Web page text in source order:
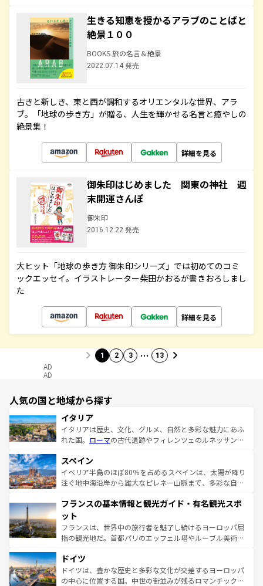
生きる知恵を授かるアラブのことばと
絶景１００
BOOKS 旅の名言＆絶景
2022.07.14 発売
古きと新しき、東と西が調和するオリエンタルな世界、アラ
ブ。「地球の歩き方」が贈る、人生を輝かせる名言と癒やしの
絶景集！
詳細を見る
御朱印はじめました 関東の神社 週
末開運さんぽ
御朱印
2016.12.22 発売
大ヒット「地球の歩き方 御朱印シリーズ」では初めてのコミ
ックエッセイ。イラストレーター柴田かおるが書きおろしまし
た
詳細を見る
1 2 3 … 13
AD
AD
人気の国と地域から探す
イタリア
イタリアは歴史、文化、グルメ、自然と多彩な魅力にあふ
れた国。 ローマの古代遺跡やフィレンツェのルネッサンス
ろん、トスカーナの美しい田園風景やアマルフィ海岸の絶
景など、自然景観も見逃せない。観光の合間には、本場の
ピザやパスタなど、絶品のイタリア料理を堪能することも
ませてくれるイタリアで、忘れられない旅をしてみよう！
なお、新着のイタリア情報は
しい。
スペイン
イベリア半島のほぼ80％を占めるスペインは、太陽が降り
注ぐ地中海沿岸から雄大なピレネー山脈まで、多彩な自然
文化が根付くこの国では、情熱的なフラメンコ、熱気あふ
れる闘牛、そして美味しいタパスが生活の一部となってい
る。首都マドリードの洗練された雰囲気や、バルセロナの
アートに溢れた街角から、地方では古代ローマ遺跡や中世
せる。地方によって風土や気候が異なるスペインはその個
性で訪れる人を魅了する。 なお、新着のスペイン情報は コ
ンテンツ一覧を参照してほしい。
フランスの基本情報と観光ガイド・有名観光スポ
ット
フランスは、世界中の旅行者を魅了し続けるヨーロッパ屈
指の観光地だ。首都パリのエッフェル塔やルーブル美術館
で、幅広い魅力が詰まっている。華麗な宮殿、歴史的な大
聖堂、美しいビーチ、そして豊かな自然が、訪れる者を心
から魅了する。また、フランスは美食の国としても知ら
ドイツ
ドイツは、豊かな歴史と多彩な文化が交差するヨーロッパ
の中心に位置する国。中世の街並みが残るロマンチック街